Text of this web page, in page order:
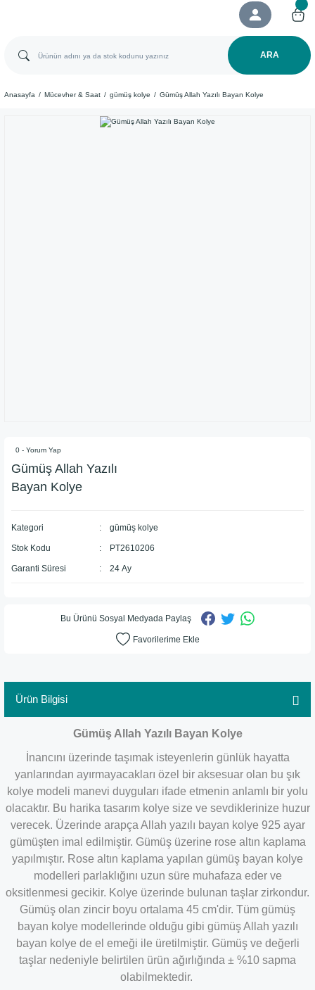
ARA
Anasayfa Mücevher & Saat gümüş kolye Gümüş Allah Yazılı Bayan Kolye
0 - Yorum Yap
Gümüş Allah Yazılı
Bayan Kolye
Kategori gümüş kolye
Stok Kodu PT2610206
Garanti Süresi 24 Ay
Bu Ürünü Sosyal Medyada Paylaş
Ürün Bilgisi
Gümüş Allah Yazılı Bayan Kolye
İnancını üzerinde taşımak isteyenlerin günlük hayatta
yanlarından ayırmayacakları özel bir aksesuar olan bu şık
kolye modeli manevi duyguları ifade etmenin anlamlı bir yolu
olacaktır. Bu harika tasarım kolye size ve sevdiklerinize huzur
verecek. Üzerinde arapça Allah yazılı bayan kolye 925 ayar
gümüşten imal edilmiştir. Gümüş üzerine rose altın kaplama
yapılmıştır. Rose altın kaplama yapılan gümüş bayan kolye
modelleri parlaklığını uzun süre muhafaza eder ve
oksitlenmesi gecikir. Kolye üzerinde bulunan taşlar zirkondur.
Gümüş olan zincir boyu ortalama 45 cm'dir. Tüm gümüş
bayan kolye modellerinde olduğu gibi gümüş Allah yazılı
bayan kolye de el emeği ile üretilmiştir. Gümüş ve değerli
taşlar nedeniyle belirtilen ürün ağırlığında ± %10 sapma
olabilmektedir.